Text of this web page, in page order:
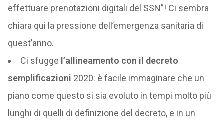
effettuare prenotazioni digitali del SSN”! Ci sembra
chiara qui la pressione dell’emergenza sanitaria di
quest’anno.
Ci sfugge l’allineamento con il decreto
semplificazioni 2020: è facile immaginare che un
piano come questo si sia evoluto in tempi molto più
lunghi di quelli di definizione del decreto, e in un